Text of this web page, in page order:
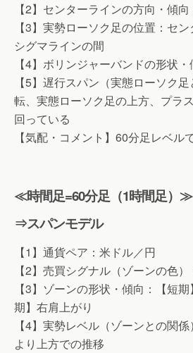
【2】センターラインの方向・傾向
【3】実勢ローソク足の位置：セ
シグマラインの間
【4】ボリンジャーバンドの形状
【5】遅行スパン（実態ローソク
転、実態ローソク足の上方、プラ
回っている
【気配・コメント】60分足レベル
≪時間足=60分足（1時間足）≫
⇒スパンモデル
【1】通貨ペア：米ドル／円
【2】売買シグナル（ゾーンの色
【3】ゾーンの形状・傾向：【短
期】右肩上がり
【4】実勢レベル（ゾーンとの関
より上方での推移